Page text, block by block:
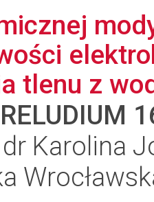
tlenu z
Karolina